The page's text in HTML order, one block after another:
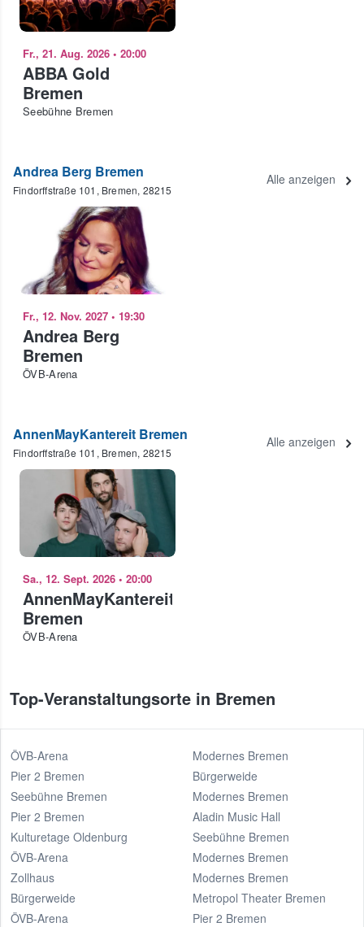
Fr., 21. Aug. 2026 • 20:00
ABBA Gold
Bremen
Seebühne Bremen
Andrea Berg Bremen
Findorffstraße 101, Bremen, 28215
Alle anzeigen
Fr., 12. Nov. 2027 • 19:30
Andrea Berg
Bremen
ÖVB-Arena
AnnenMayKantereit Bremen
Findorffstraße 101, Bremen, 28215
Alle anzeigen
Sa., 12. Sept. 2026 • 20:00
AnnenMayKantereit
Bremen
ÖVB-Arena
Top-Veranstaltungsorte in Bremen
ÖVB-Arena
Pier 2 Bremen
Seebühne Bremen
Pier 2 Bremen
Kulturetage Oldenburg
ÖVB-Arena
Zollhaus
Bürgerweide
ÖVB-Arena
Modernes Bremen
Bürgerweide
Modernes Bremen
Aladin Music Hall
Seebühne Bremen
Modernes Bremen
Modernes Bremen
Metropol Theater Bremen
Pier 2 Bremen